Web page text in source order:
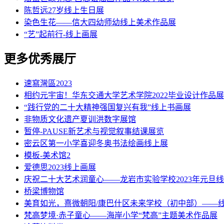
陈哲远27岁线上生日展
染色生花——信大四幼师幼线上美术作品展
“艺”起前行-线上画展
更多优秀展厅
速寫灣區2023
相约元宇宙！华东交通大学艺术学院2022毕业设计作品展
“践行党的二十大精神强国复兴有我”线上书画展
非物质文化遗产夏训洪数字展馆
暂停-PAUSE新艺术与视觉叙事结课展览
密云区第一小学喜迎冬奥书法绘画线上展
模板-美术馆2
爱德思2023线上画展
庆祝二十大艺术润童心——龙岩市实验学校2023年元旦
桥梁博物馆
美育如光，熹微朝阳/康巴什区未来学校（初中部）——
梵高梦境·赤子童心——海岸小学“梵高”主题美术作品展